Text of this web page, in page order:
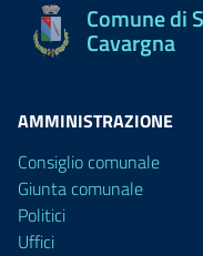
Comune di
Cavargna
AMMINISTRAZIONE
Consiglio comunale
Giunta comunale
Politici
Uffici